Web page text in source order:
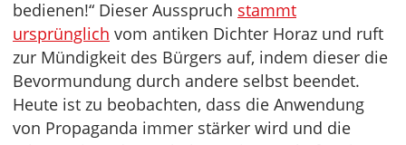
bedienen!“ Dieser Ausspruch stammt
ursprünglich vom antiken Dichter Horaz und ruft
zur Mündigkeit des Bürgers auf, indem dieser die
Bevormundung durch andere selbst beendet.
Heute ist zu beobachten, dass die Anwendung
von Propaganda immer stärker wird und die